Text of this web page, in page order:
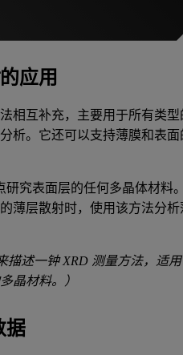
应用
相互补充，主要用于所有类型
析。它还可以支持薄膜和表面
研究表面层的任何多晶体材料
薄层散射时，使用该方法分析
描述一钟 XRD 测量方法，适用
晶材料。）
据